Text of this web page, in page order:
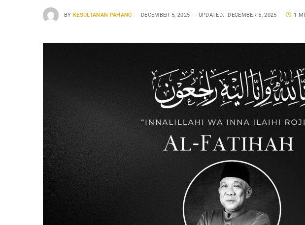
BY KESULTANAN PAHANG DECEMBER 5, 2025 UPDATED: DECEMBER 5, 2025 1